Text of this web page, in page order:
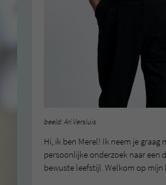
beeld: Ari Versluis
Hi, ik ben Merel! Ik neem je graag
persoonlijke onderzoek naar een
bewuste leefstijl. Welkom op mijn